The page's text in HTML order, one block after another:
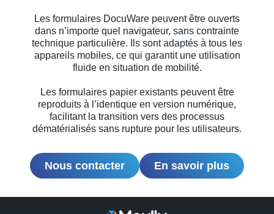
Les formulaires DocuWare peuvent être ouverts
dans n’importe quel navigateur, sans contrainte
technique particulière. Ils sont adaptés à tous les
appareils mobiles, ce qui garantit une utilisation
fluide en situation de mobilité.
Les formulaires papier existants peuvent être
reproduits à l’identique en version numérique,
facilitant la transition vers des processus
dématérialisés sans rupture pour les utilisateurs.
Nous contacter En savoir plus